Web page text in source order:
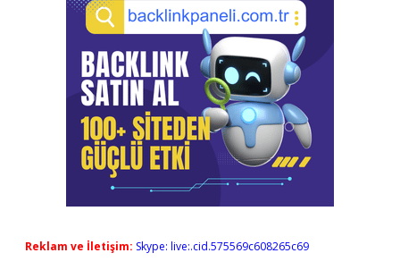
Reklam ve İletişim: Skype: live:.cid.575569c608265c69